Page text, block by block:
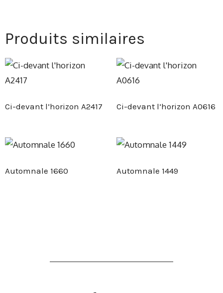
Produits similaires
Ci-devant l’horizon A2417 Ci-devant l’horizon A0616
Automnale 1660 Automnale 1449